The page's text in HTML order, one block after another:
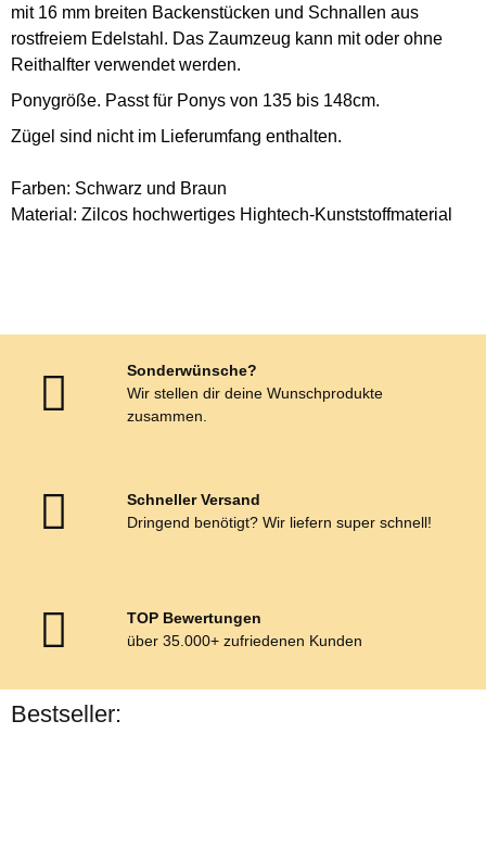
mit 16 mm breiten Backenstücken und Schnallen aus
rostfreiem Edelstahl. Das Zaumzeug kann mit oder ohne
Reithalfter verwendet werden.
Ponygröße. Passt für Ponys von 135 bis 148cm.
Zügel sind nicht im Lieferumfang enthalten.
Farben: Schwarz und Braun
Material: Zilcos hochwertiges Hightech-Kunststoffmaterial
Sonderwünsche?
Wir stellen dir deine Wunschprodukte
zusammen.
Schneller Versand
Dringend benötigt? Wir liefern super schnell!
TOP Bewertungen
über 35.000+ zufriedenen Kunden
Bestseller: